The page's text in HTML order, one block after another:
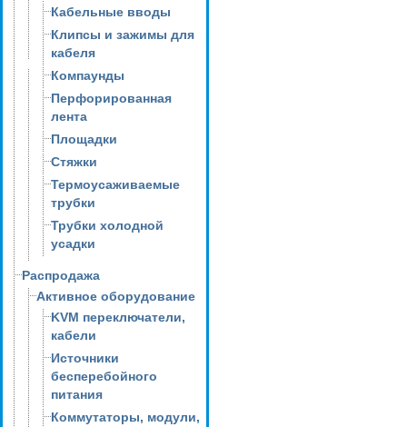
Кабельные вводы
Клипсы и зажимы для
кабеля
Компаунды
Перфорированная
лента
Площадки
Стяжки
Термоусаживаемые
трубки
Трубки холодной
усадки
Распродажа
Активное оборудование
KVM переключатели,
кабели
Источники
бесперебойного
питания
Коммутаторы, модули,